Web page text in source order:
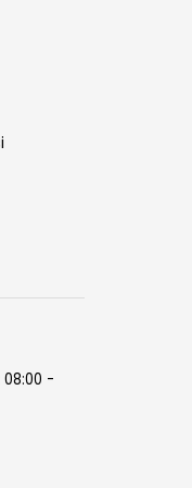
08:00 -